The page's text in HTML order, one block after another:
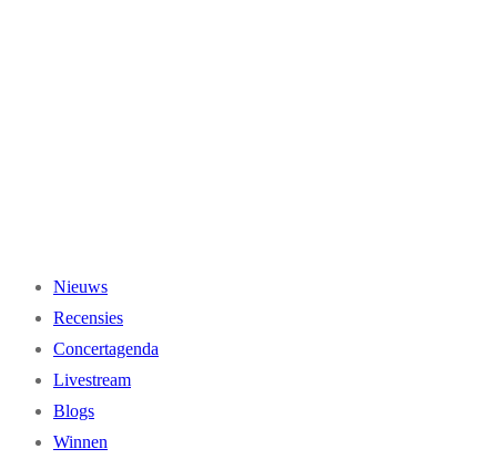
Nieuws
Recensies
Concertagenda
Livestream
Blogs
Winnen